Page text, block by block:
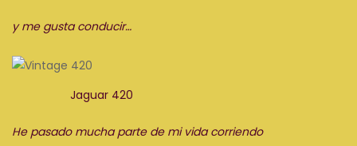
y me gusta conducir…
Jaguar 420
He pasado muchaparte de mi vida corriendo